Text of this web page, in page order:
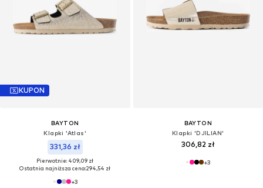
KUPON
BAYTON
Klapki 'Atlas'
331,36 zł
Pierwotnie: 409,09 zł
Ostatnia najniższa cena:294,54 zł
+3
BAYTON
Klapki 'DJILIAN'
306,82 zł
+3